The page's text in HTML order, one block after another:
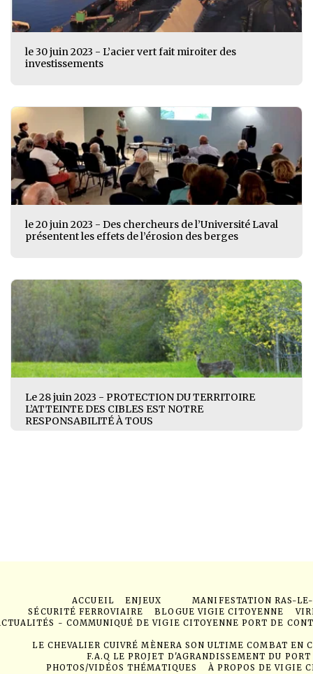
le 30 juin 2023 - L’acier vert fait miroiter des
investissements
le 20 juin 2023 - Des chercheurs de l’Université Laval
présentent les effets de l’érosion des berges
Le 28 juin 2023 - PROTECTION DU TERRITOIRE
L’ATTEINTE DES CIBLES EST NOTRE
RESPONSABILITÉ À TOUS
ACCUEIL ENJEUX
MANIFESTATION RAS-
SÉCURITÉ FERROVIAIRE
BLOGUE VIGIE CITOYENNE
- COMMUNIQUÉ DE VIGIE CITOYENNE PORT DE
LE CHEVALIER CUIVRÉ MÈNERA SON ULTIME COMBAT EN
F.A.Q LE PROJET D'AGRANDISSEMENT DU
PHOTOS/VIDÉOS THÉMATIQUES
À PROPOS DE VIGIE